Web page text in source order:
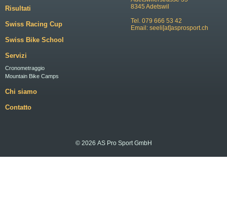
8345 Adetswil
Tel. 079 666 53 42
Email: seeli[at]asprosport.ch
Risultati
Swiss Racing Cup
Swiss Bike School
Servizi
Cronometraggio
Mountain Bike Camps
Chi siamo
Contatto
© 2026 AS Pro Sport GmbH